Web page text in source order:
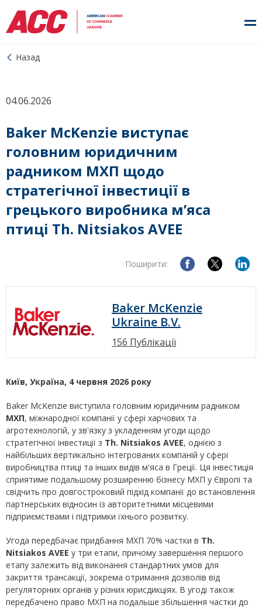
Назад
04.06.2026
Baker McKenzie виступає
головним юридичним
радником МХП щодо
стратегічної інвестиції в
грецького виробника м’яса
птиці Th. Nitsiakos AVEE
Поширити:
Baker McKenzie
Ukraine B.V.
156 Публікації
Київ, Україна, 4 червня 2026 року
Baker McKenzie виступила головним юридичним радником
МХП, міжнародної компанії у сфері харчових та
агротехнологій, у зв'язку з укладенням угоди щодо
стратегічної інвестиції з Th. Nitsiakos AVEE, однією з
найбільших вертикально інтегрованих компаній у сфері
виробництва птиці та інших видів м'яса в Греції. Ця інвестиція
сприятиме подальшому розширенню бізнесу МХП у Європі та
свідчить про довгостроковий підхід компанії до встановлення
партнерських відносин із авторитетними місцевими
підприємствами і підтримки їхнього розвитку.
Угода передбачає придбання МХП 70% частки в Th.
Nitsiakos AVEE у три етапи, причому завершення першого
етапу залежить від виконання стандартних умов для
закриття трансакції, зокрема отримання дозволів від
регуляторних органів у різних юрисдикціях. В угоді також
передбачено право МХП на подальше збільшення частки до